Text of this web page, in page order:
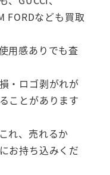
FORDなども買取
用感ありでも査
・ロゴ剥がれが
ことがあります
れ、売れるか
お持ち込みくだ